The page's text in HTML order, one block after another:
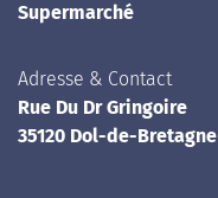
Supermarché
Adresse & Contact
Rue Du Dr Gringoire
35120 Dol-de-Bretagne